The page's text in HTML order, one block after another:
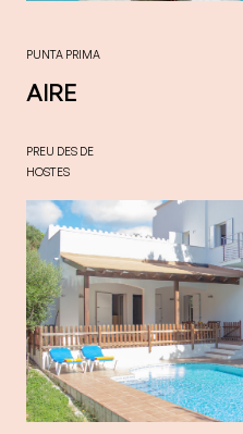
PUNTA PRIMA
AIRE
PREU DES DE
HOSTES